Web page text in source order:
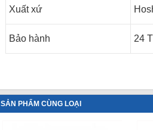
Xuất xứ
Bảo hành 24
SẢN PHẨM CÙNG LOẠI